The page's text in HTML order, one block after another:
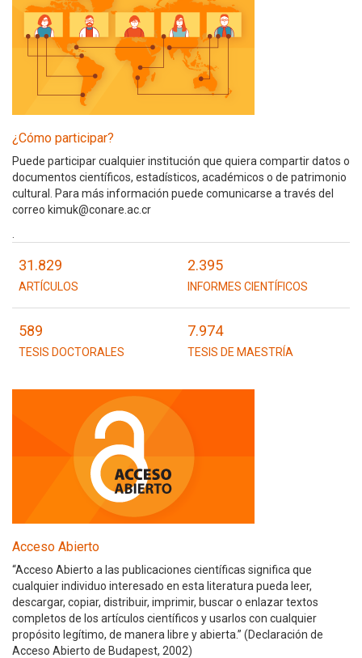
¿Cómo participar?
Puede participar cualquier institución que quiera compartir datos o
documentos científicos, estadísticos, académicos o de patrimonio
cultural. Para más información puede comunicarse a través del
correo kimuk@conare.ac.cr
31.829
ARTÍCULOS
2.395
INFORMES CIENTÍFICOS
589
TESIS DOCTORALES
7.974
TESIS DE MAESTRÍA
Acceso Abierto
“Acceso Abierto a las publicaciones científicas significa que
cualquier individuo interesado en esta literatura pueda leer,
descargar, copiar, distribuir, imprimir, buscar o enlazar textos
completos de los artículos científicos y usarlos con cualquier
propósito legítimo, de manera libre y abierta.” (Declaración de
Acceso Abierto de Budapest, 2002)